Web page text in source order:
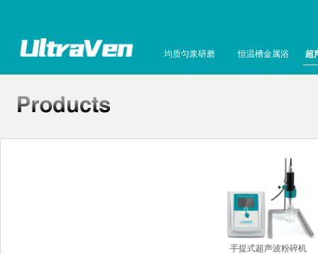
均质匀浆研磨 恒温槽金属浴 超
手提式超声波粉碎机